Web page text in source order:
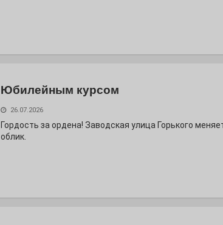
Юбилейным курсом
26.07.2026
Гордость за ордена! Заводская улица Горького
облик.